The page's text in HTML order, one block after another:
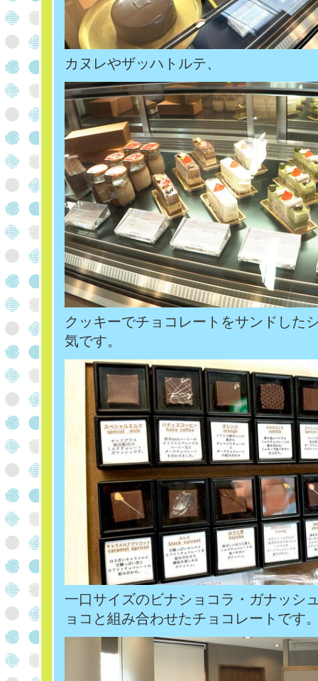
カヌレやザッハトルテ、
クッキーでチョコレートをサンドした
気です。
一口サイズのビナショコラ・ガナッシ
ョコと組み合わせたチョコレートです